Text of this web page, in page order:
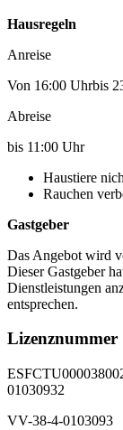
Hausregeln
Anreise
Von 16:00 Uhrbis
Abreise
bis 11:00 Uhr
Haustiere
Rauchen
Gastgeber
Das Angebot wird
Dieser Gastgeber
Dienstleistungen
entsprechen.
Lizenznummer
01030932
VV-38-4-0103093